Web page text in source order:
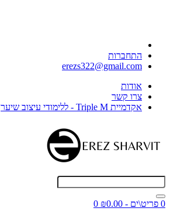
התחברות
erezs322@gmail.com
אודות
צרו קשר
אקדמיית Triple M - ללימודי עיצוב שיער
0 פריט\ים - ₪0.00
0